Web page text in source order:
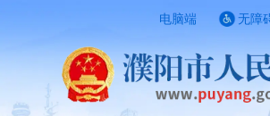
电脑端 无障